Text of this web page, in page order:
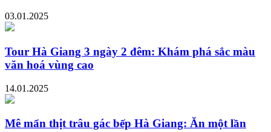
03.01.2025
Tour Hà Giang 3 ngày 2 đêm: Khám phá sắc màu
văn hoá vùng cao
14.01.2025
Mê mẩn thịt trâu gác bếp Hà Giang: Ăn một lần